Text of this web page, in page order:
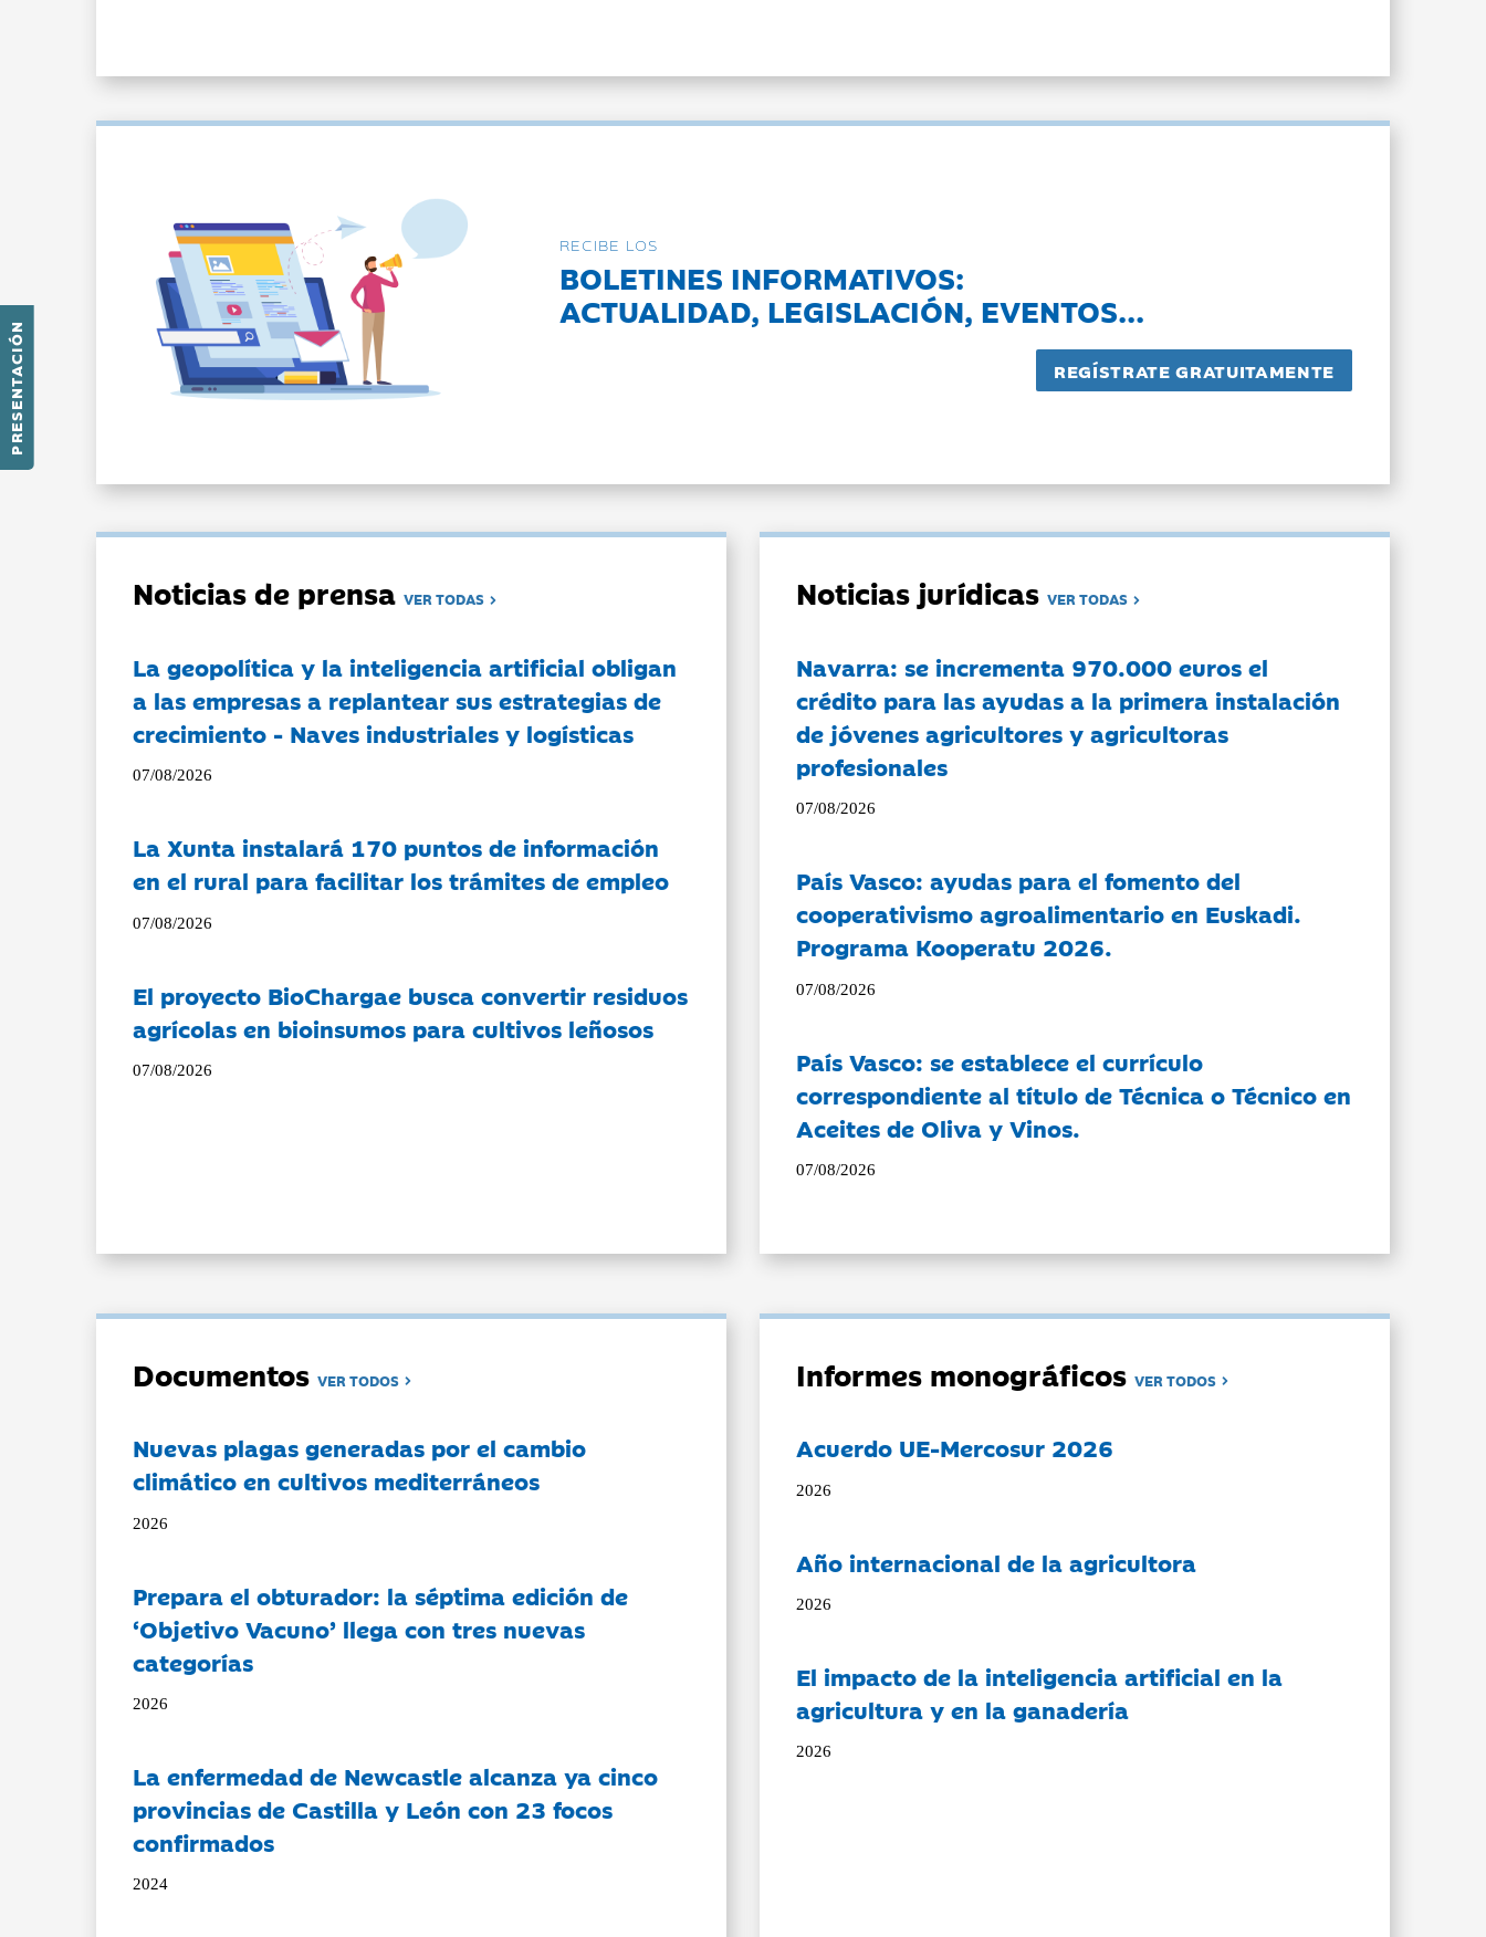
PRESENTACIÓN
RECIBE LOS
BOLETINES INFORMATIVOS:
ACTUALIDAD, LEGISLACIÓN, EVENTOS...
Noticias de prensaVER TODAS
La geopolítica y la inteligencia artificial obligan
a las empresas a replantear sus estrategias de
crecimiento - Naves industriales y logísticas
07/08/2026
La Xunta instalará 170 puntos de información
en el rural para facilitar los trámites de empleo
07/08/2026
El proyecto BioChargae busca convertir residuos
agrícolas en bioinsumos para cultivos leñosos
07/08/2026
Noticias jurídicasVER TODAS
Navarra: se incrementa 970.000 euros el
crédito para las ayudas a la primera instalación
de jóvenes agricultores y agricultoras
profesionales
07/08/2026
País Vasco: ayudas para el fomento del
cooperativismo agroalimentario en Euskadi.
Programa Kooperatu 2026.
07/08/2026
País Vasco: se establece el currículo
correspondiente al título de Técnica o Técnico en
Aceites de Oliva y Vinos.
07/08/2026
DocumentosVER TODOS
Nuevas plagas generadas por el cambio
climático en cultivos mediterráneos
2026
Prepara el obturador: la séptima edición de
‘Objetivo Vacuno’ llega con tres nuevas
categorías
2026
La enfermedad de Newcastle alcanza ya cinco
provincias de Castilla y León con 23 focos
confirmados
2024
Informes monográficosVER TODOS
Acuerdo UE-Mercosur 2026
2026
Año internacional de la agricultora
2026
El impacto de la inteligencia artificial en la
agricultura y en la ganadería
2026